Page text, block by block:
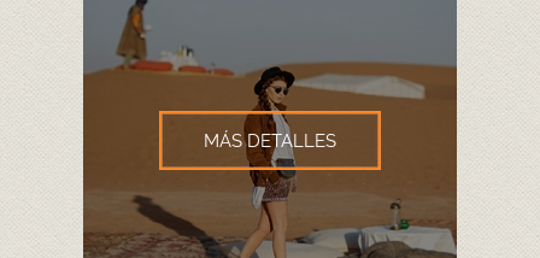
MÁS DETALLES